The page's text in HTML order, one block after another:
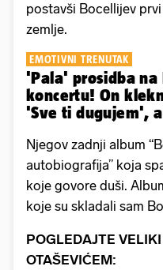
postavši Bocellijev
zemlje.
EMOTIVNI TRENUTAK
'Pala' prosidba na
koncertu! On
'Sve ti dugujem',
Njegov zadnji album
autobiografija” koja
koje govore duši.
koje su skladali sam
POGLEDAJTE
OTAŠEVIĆEM: